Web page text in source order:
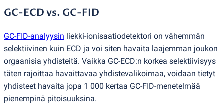
GC-ECD vs. GC-FID
GC-FID-analyysin liekki-ionisaatiodetektori on vähemmän
selektiivinen kuin ECD ja voi siten havaita laajemman joukon
orgaanisia yhdisteitä. Vaikka GC-ECD:n korkea selektiivisyys
täten rajoittaa havaittavaa yhdistevalikoimaa, voidaan tietyt
yhdisteet havaita jopa 1 000 kertaa GC-FID-menetelmää
pienempinä pitoisuuksina.